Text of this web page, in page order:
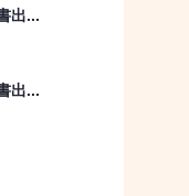
出...
出...